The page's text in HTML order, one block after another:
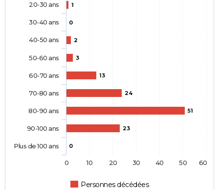
1
0
2
3
13
24
51
23
0
Personnes décédées
20-30 ans
30-40 ans
40-50 ans
50-60 ans
60-70 ans
70-80 ans
80-90 ans
90-100 ans
Plus de 100 ans
0 10 20 30 40 50 60